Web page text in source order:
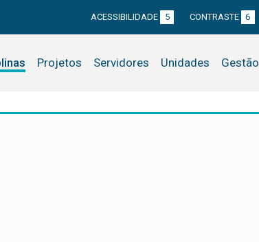
ACESSIBILIDADE 5 CONTRASTE 6
Projetos Servidores Unidades Gestão